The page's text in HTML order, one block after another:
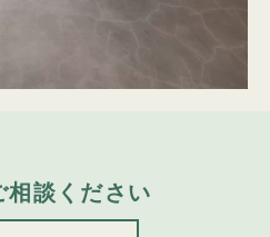
相談ください